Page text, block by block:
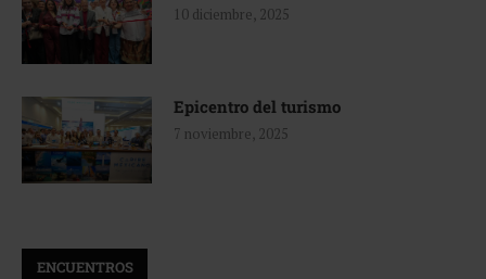
10 diciembre, 2025
Epicentro del turismo
7 noviembre, 2025
ENCUENTROS